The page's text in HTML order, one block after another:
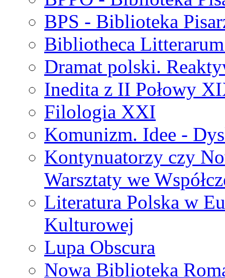
BPS - Biblioteka
Bibliotheca
Dramat polski.
Inedita z II Połowy
Filologia XXI
Komunizm. Idee -
Kontynuatorzy czy
Warsztaty we
Literatura Polska w
Kulturowej
Lupa Obscura
Nowa Biblioteka